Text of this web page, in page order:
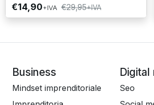
€29,95+IVA
€14,90+IVA
Business
Mindset imprenditoriale
Digital
Seo